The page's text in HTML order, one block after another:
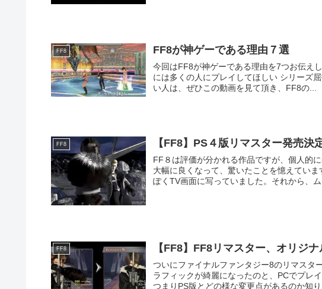
FF8 FF8が神ゲーである理由７選
今回はFF8が神ゲーである理由を7つお伝えします。 FF8の評価は賛否両論ありま
には多くの人にプレイしてほしい シリーズ屈指の傑作だと思っています。 プレイしたことがな
い人は、ぜひこの動画を見て頂き、FF8の...
FF8 【FF8】PS４版リマスター発売決
FF８は評価が分かれる作品ですが、個人的
大幅に良くなって、驚いたことを憶えています。 キャラも3頭身から8頭身になり、よ
ぽくTV画面に写っていました。それから、ム
FF8 【FF8】FF8リマスター、オリジ
ついにファイナルファンタジー8のリマスター版
ラフィックが綺麗になったのと、PCでプレ